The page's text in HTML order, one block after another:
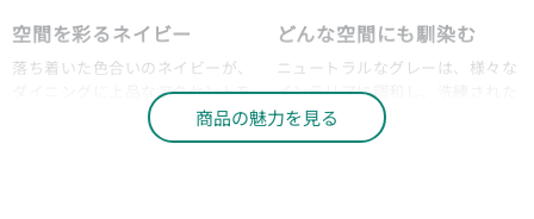
空間を彩るネイビー
落ち着いた色合いのネイビーが、
ダイニングに上品なアクセントを
どんな空間にも馴染む
ニュートラルなグレーは、様々な
インテリアに調和し、洗練された
空間を演出します。
商品の魅力を見る